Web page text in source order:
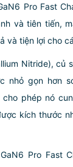
Pro Fast
và tiên tiến,
và tiện lợi cho
Nitride), củ
nhỏ gọn hơn
phép nó
kích thước
Pro Fast